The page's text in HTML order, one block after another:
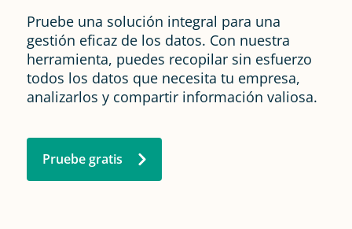
Pruebe una solución integral para una
gestión eficaz de los datos. Con nuestra
herramienta, puedes recopilar sin esfuerzo
todos los datos que necesita tu empresa,
analizarlos y compartir información valiosa.
Pruebe gratis